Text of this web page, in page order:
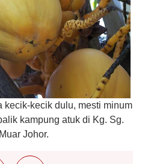
kecik-kecik dulu, mesti minum
kampung atuk di Kg. Sg.
Johor.